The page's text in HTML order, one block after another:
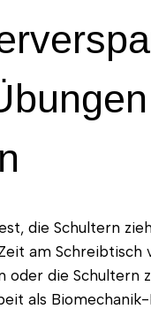
die Schultern
am
oder die Schultern
als